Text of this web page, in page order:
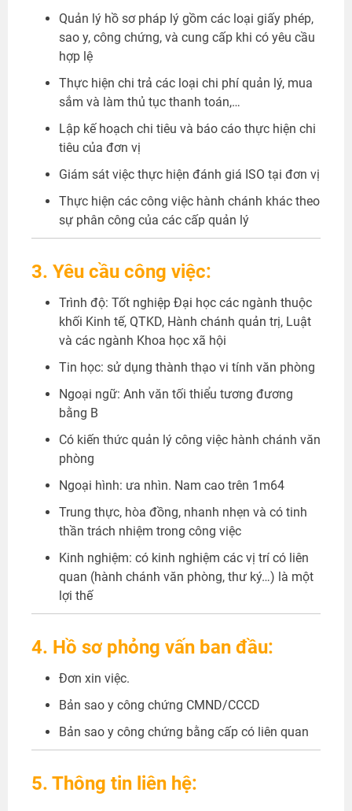
Quản lý hồ sơ pháp lý gồm các loại giấy phép,
sao y, công chứng, và cung cấp khi có yêu cầu
hợp lệ
Thực hiện chi trả các loại chi phí quản lý, mua
sắm và làm thủ tục thanh toán,…
Lập kế hoạch chi tiêu và báo cáo thực hiện chi
tiêu của đơn vị
Giám sát việc thực hiện đánh giá ISO tại đơn vị
Thực hiện các công việc hành chánh khác theo
sự phân công của các cấp quản lý
3. Yêu cầu công việc:
Trình độ: Tốt nghiệp Đại học các ngành thuộc
khối Kinh tế, QTKD, Hành chánh quản trị, Luật
và các ngành Khoa học xã hội
Tin học: sử dụng thành thạo vi tính văn phòng
Ngoại ngữ: Anh văn tối thiểu tương đương
bằng B
Có kiến thức quản lý công việc hành chánh văn
phòng
Ngoại hình: ưa nhìn. Nam cao trên 1m64
Trung thực, hòa đồng, nhanh nhẹn và có tinh
thần trách nhiệm trong công việc
Kinh nghiệm: có kinh nghiệm các vị trí có liên
quan (hành chánh văn phòng, thư ký…) là một
lợi thế
4. Hồ sơ phỏng vấn ban đầu:
Đơn xin việc.
Bản sao y công chứng CMND/CCCD
Bản sao y công chứng bằng cấp có liên quan
5. Thông tin liên hệ: